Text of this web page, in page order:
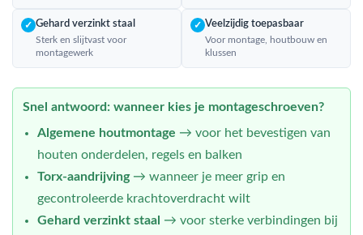
✓ Gehard verzinkt staal
Sterk en slijtvast voor
montagewerk
✓ Veelzijdig toepasbaar
Voor montage, houtbouw en
klussen
Snel antwoord: wanneer kies je montageschroeven?
Algemene houtmontage → voor het bevestigen van
houten onderdelen, regels en balken
Torx-aandrijving→ wanneer je meer grip en
gecontroleerde krachtoverdracht wilt
Gehard verzinkt staal → voor sterke verbindingen bij